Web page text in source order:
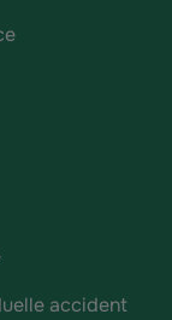
accident